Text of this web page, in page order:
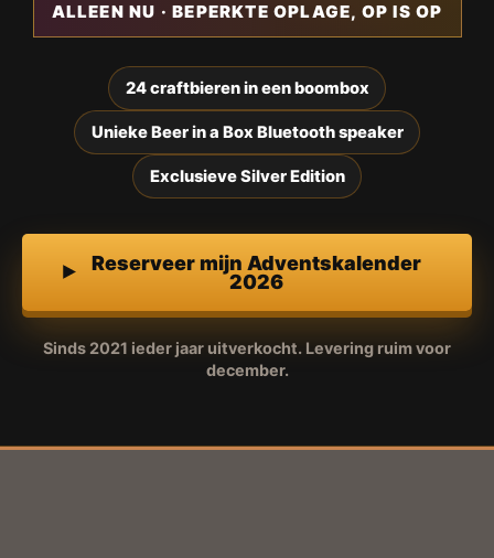
ALLEEN NU · BEPERKTE OPLAGE, OP IS OP
24 craftbieren in een boombox
Unieke Beer in a Box Bluetooth speaker
Exclusieve Silver Edition
Reserveer mijn Adventskalender
2026
Sinds 2021 ieder jaar uitverkocht. Levering ruim voor
december.